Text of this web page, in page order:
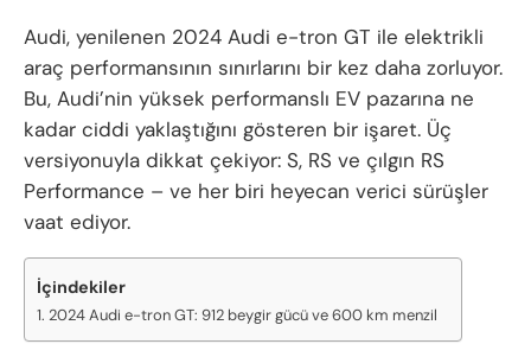
Audi, yenilenen 2024 Audi e-tron GT ile elektrikli
araç performansının sınırlarını bir kez daha zorluyor.
Bu, Audi’nin yüksek performanslı EV pazarına ne
kadar ciddi yaklaştığını gösteren bir işaret. Üç
versiyonuyla dikkat çekiyor: S, RS ve çılgın RS
Performance – ve her biri heyecan verici sürüşler
vaat ediyor.
İçindekiler
2024 Audi e-tron GT: 912 beygir gücü ve 600 km menzil